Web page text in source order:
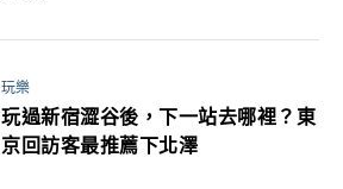
玩樂
玩過新宿澀谷後，下一站去哪裡？東
京回訪客最推薦下北澤